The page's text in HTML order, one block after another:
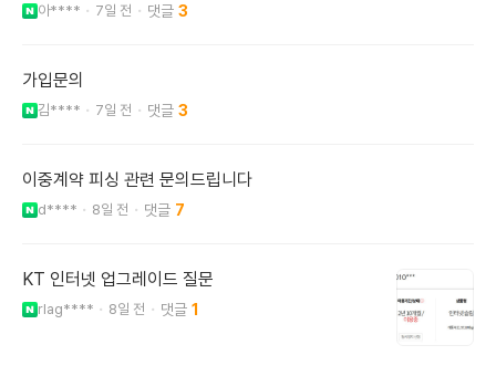
아**** 7일 전 3
가입문의
김**** 7일 전 3
이중계약 피싱 관련 문의드립니다
d**** 8일 전 7
KT 인터넷 업그레이드 질문
rlag**** 8일 전 1